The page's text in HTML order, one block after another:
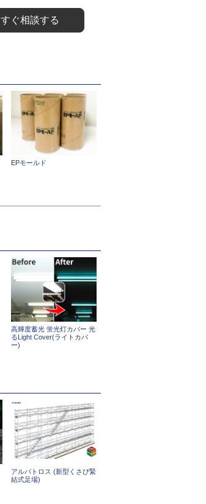
すぐ相談する
EPモールド
高輝度蓄光 蛍光灯カバー 光
るLight Cover(ライトカバ
ー)
アルバトロス (新型くさび緊
結式足場)